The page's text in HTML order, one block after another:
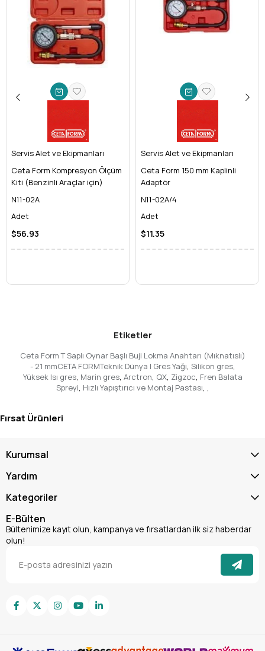
Servis Alet ve Ekipmanları
Ceta Form Kompresyon Ölçüm
Kiti (Benzinli Araçlar için)
N11-02A
Adet
$56.93
Servis Alet ve Ekipmanları
Ceta Form 150 mm Kaplinli
Adaptör
N11-02A/4
Adet
$11.35
Etiketler
Ceta Form T Saplı Oynar Başlı Buji Lokma Anahtarı (Mıknatıslı)
- 21 mmCETA FORMTeknik Dünya | Gres Yağı, Silikon gres,
Yüksek Isı gres, Marin gres, Arctron, QX, Zigzoc, Fren Balata
Spreyi, Hızlı Yapıştırıcı ve Montaj Pastası, ,
Fırsat Ürünleri
Kurumsal
Yardım
Kategoriler
E-Bülten
Bültenimize kayıt olun, kampanya ve fırsatlardan ilk siz haberdar
olun!